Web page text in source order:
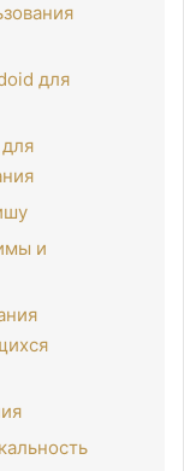
для
и